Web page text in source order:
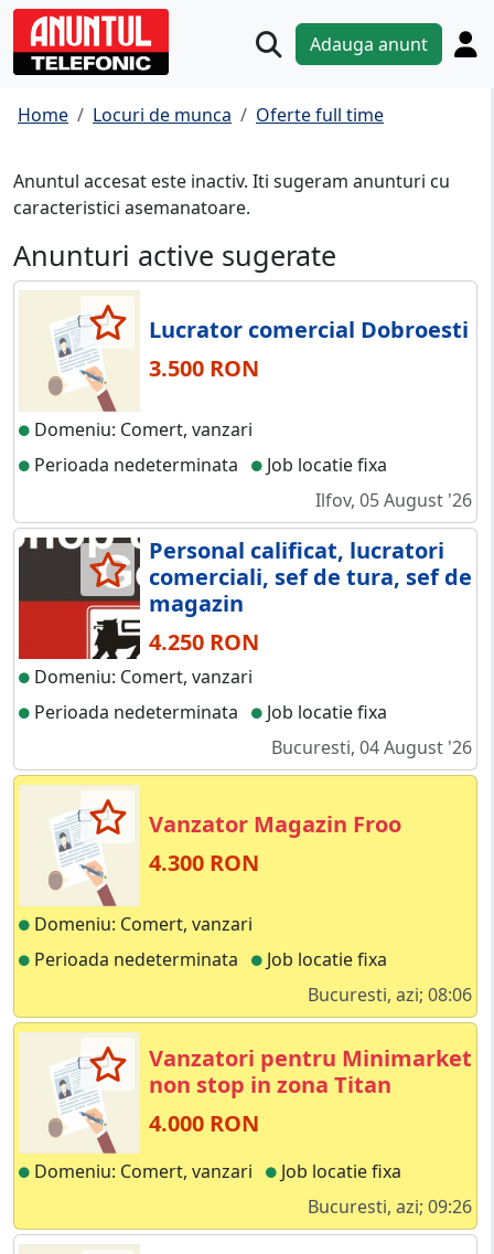
Adauga anunt
Home Locuri de munca Oferte full time
Anuntul accesat este inactiv. Iti sugeram anunturi cu
caracteristici asemanatoare.
Anunturi active sugerate
Lucrator comercial Dobroesti
3.500 RON
Domeniu: Comert, vanzari
Perioada nedeterminata
Job locatie fixa
Ilfov, 05 August '26
Personal calificat, lucratori
comerciali, sef de tura, sef de
magazin
4.250 RON
Domeniu: Comert, vanzari
Perioada nedeterminata
Job locatie fixa
Bucuresti, 04 August '26
Vanzator Magazin Froo
4.300 RON
Domeniu: Comert, vanzari
Perioada nedeterminata
Job locatie fixa
Bucuresti, azi; 08:06
Vanzatori pentru Minimarket
non stop in zona Titan
4.000 RON
Domeniu: Comert, vanzari
Job locatie fixa
Bucuresti, azi; 09:26